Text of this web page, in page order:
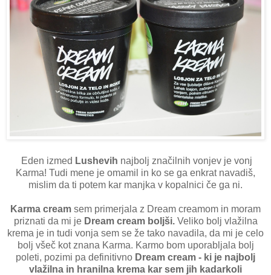
Eden izmed Lushevih najbolj značilnih vonjev je vonj
Karma! Tudi mene je omamil in ko se ga enkrat navadiš,
mislim da ti potem kar manjka v kopalnici če ga ni.
Karma cream sem primerjala z Dream creamom in moram
priznati da mi je Dream cream boljši. Veliko bolj vlažilna
krema je in tudi vonja sem se že tako navadila, da mi je celo
bolj všeč kot znana Karma. Karmo bom uporabljala bolj
poleti, pozimi pa definitivno Dream cream - ki je najbolj
vlažilna in hranilna krema kar sem jih kadarkoli